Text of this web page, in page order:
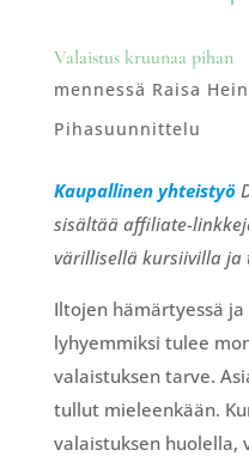
Valaistus kruunaa pihan
mennessä Raisa
Pihasuunnittelu
Kaupallinen yhteistyö
sisältää affiliate-
värillisellä kursiivilla ja
Iltojen hämärtyessä
lyhyemmiksi tulee
valaistuksen tarve.
tullut mieleenkään.
valaistuksen huolella,